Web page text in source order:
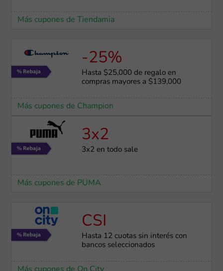
Más cupones de Tiendamia
-25%
Hasta $25,000 de regalo en
compras mayores a $139,000
Más cupones de Champion
3x2
3x2 en todo sale
Más cupones de PUMA
CSI
Hasta 12 cuotas sin interés con
bancos seleccionados